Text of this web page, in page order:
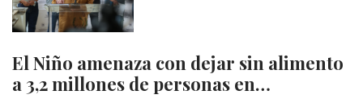
El Niño amenaza con dejar sin alimento
a 3,2 millones de personas en…